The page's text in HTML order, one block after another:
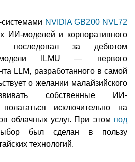
NVIDIA GB200 NVL72
ИИ-моделей и корпоративного
последовал за дебютом
модели ILMU — первого
LLM, разработанного в самой
о желании малайзийского
собственные ИИ-
исключительно на
облачных услуг. При этом под
был сделан в пользу
технологий.